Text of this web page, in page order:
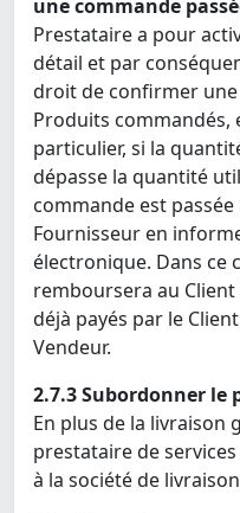
une commande
Prestataire a pour
détail et par
droit de confirmer
Produits commandés,
particulier, si la
dépasse la quantité
commande est
Fournisseur en
électronique. Dans ce
remboursera au
déjà payés par le
Vendeur.
2.7.3 Subordonner le
En plus de la livraison
prestataire de
à la société de